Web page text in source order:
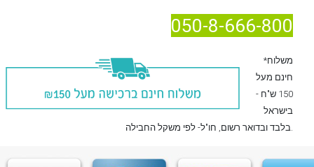
050-8-666-800
*משלוח
חינם מעל
150 ש"ח -
בישראל
בלבדובדואר רשום , חו"ל- לפי משקל החבילה.